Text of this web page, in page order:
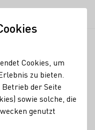
Cookies, um
zu bieten.
Betrieb der Seite
sowie solche, die
genutzt